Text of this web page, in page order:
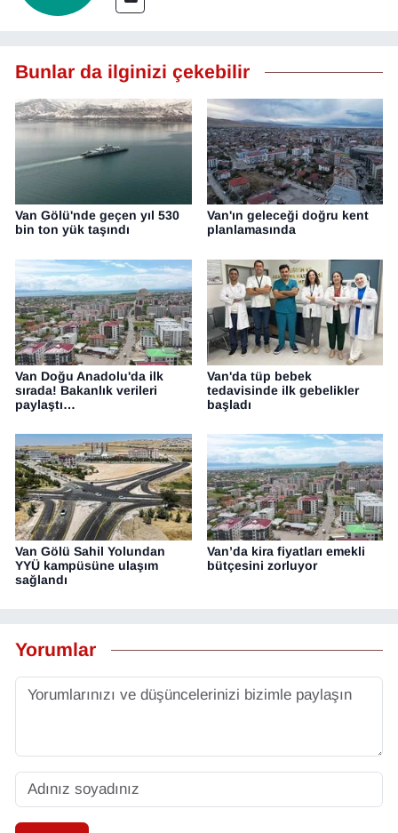
Bunlar da ilginizi çekebilir
Van Gölü'nde geçen yıl 530
bin ton yük taşındı
Van'ın geleceği doğru kent
planlamasında
Van Doğu Anadolu'da ilk
sırada! Bakanlık verileri
paylaştı…
Van'da tüp bebek
tedavisinde ilk gebelikler
başladı
Van Gölü Sahil Yolundan
YYÜ kampüsüne ulaşım
sağlandı
Van’da kira fiyatları emekli
bütçesini zorluyor
Yorumlar